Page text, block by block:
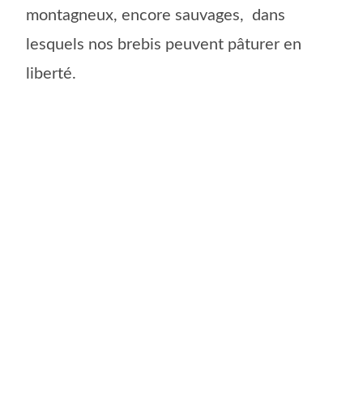
montagneux, encore sauvages, dans
lesquels nos brebis peuvent pâturer en
liberté.